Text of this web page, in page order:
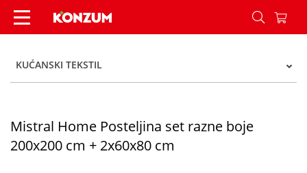
Mistral Home Posteljina set razne boje 200x200
KUĆANSKI TEKSTIL
Mistral Home Posteljina set razne boje
200x200 cm + 2x60x80 cm